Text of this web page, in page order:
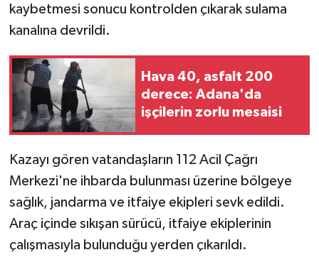
kaybetmesi sonucu kontrolden çıkarak sulama
kanalına devrildi.
Hava 40, asfalt 200
derece: Adana'da
işçilerin zorlu mesaisi
Kazayı gören vatandaşların 112 Acil Çağrı
Merkezi'ne ihbarda bulunması üzerine bölgeye
sağlık, jandarma ve itfaiye ekipleri sevk edildi.
Araç içinde sıkışan sürücü, itfaiye ekiplerinin
çalışmasıyla bulunduğu yerden çıkarıldı.